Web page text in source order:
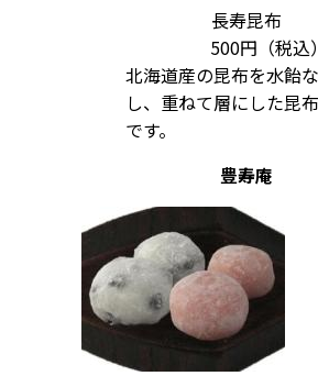
長寿昆布
500円（税込）
北海道産の昆布を水飴
し、重ねて層にした昆
です。
豊寿庵